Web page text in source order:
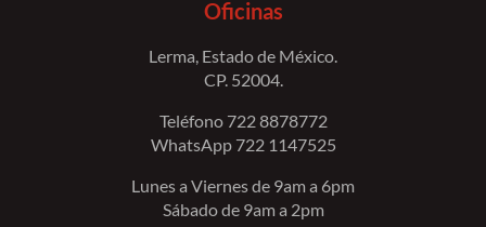
Oficinas
Lerma, Estado de México.
CP. 52004.
Teléfono 722 8878772
WhatsApp 722 1147525
Lunes a Viernes de 9am a 6pm
Sábado de 9am a 2pm